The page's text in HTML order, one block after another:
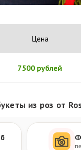
Цена
7500 рублей
из роз от